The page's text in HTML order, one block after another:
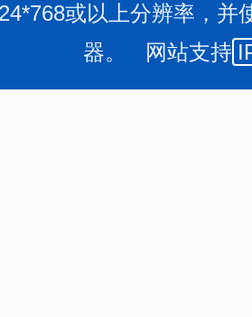
或以上分辨率，并
器。 网站支持